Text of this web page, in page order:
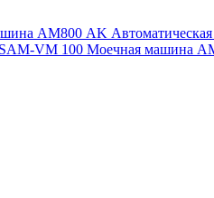
АМ800 AK
VM 100 Моечная машина